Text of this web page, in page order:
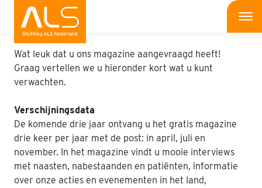
Wat is ALS
Bedrijven
Onderzoek
Wat doen wij
Home
Wat leuk dat u ons magazine aangevraagd heeft!
Graag vertellen we u hieronder kort wat u kunt
verwachten.
Verschijningsdata
De komende drie jaar ontvang u het gratis magazine
drie keer per jaar met de post: in april, juli en
november. In het magazine vindt u mooie interviews
met naasten, nabestaanden en patiënten, informatie
over onze acties en evenementen in het land,